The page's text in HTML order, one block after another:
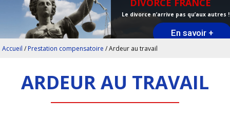
DIVORCE FRANCE
Le divorce n’arrive pas qu’aux autres !
En savoir +
Accueil / Prestation compensatoire /Ardeur au travail
ARDEUR AU TRAVAIL